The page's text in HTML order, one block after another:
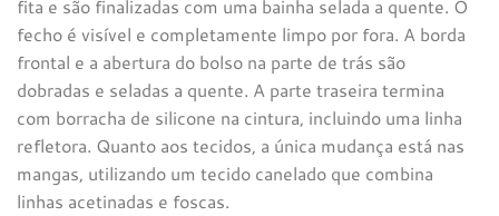
fita e são finalizadas com uma bainha selada a quente. O
fecho é visível e completamente limpo por fora. A borda
frontal e a abertura do bolso na parte de trás são
dobradas e seladas a quente. A parte traseira termina
com borracha de silicone na cintura, incluindo uma linha
refletora. Quanto aos tecidos, a única mudança está nas
mangas, utilizando um tecido canelado que combina
linhas acetinadas e foscas.